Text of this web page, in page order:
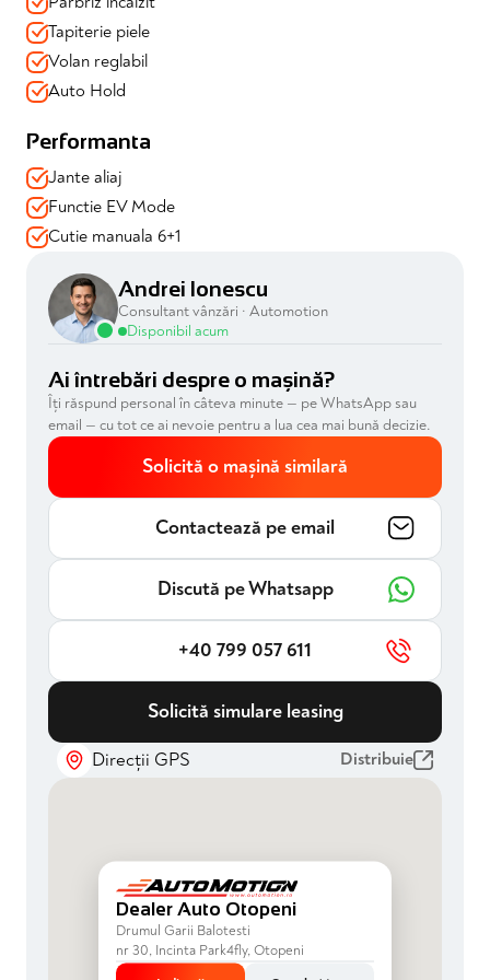
Tapiterie piele
Volan reglabil
Auto Hold
Performanta
Jante aliaj
Functie EV Mode
Cutie manuala 6+1
Andrei Ionescu
Consultant vânzări · Automotion
Disponibil acum
Ai întrebări despre o mașină?
Îți răspund personal în câteva minute — pe WhatsApp sau
email — cu tot ce ai nevoie pentru a lua cea mai bună decizie.
Solicită o mașină similară
Contactează pe email
Discută pe Whatsapp
+40 799 057 611
Solicită simulare leasing
Direcții GPS Distribuie
Dealer Auto Otopeni
Drumul Garii Balotesti
nr 30, Incinta Park4fly, Otopeni